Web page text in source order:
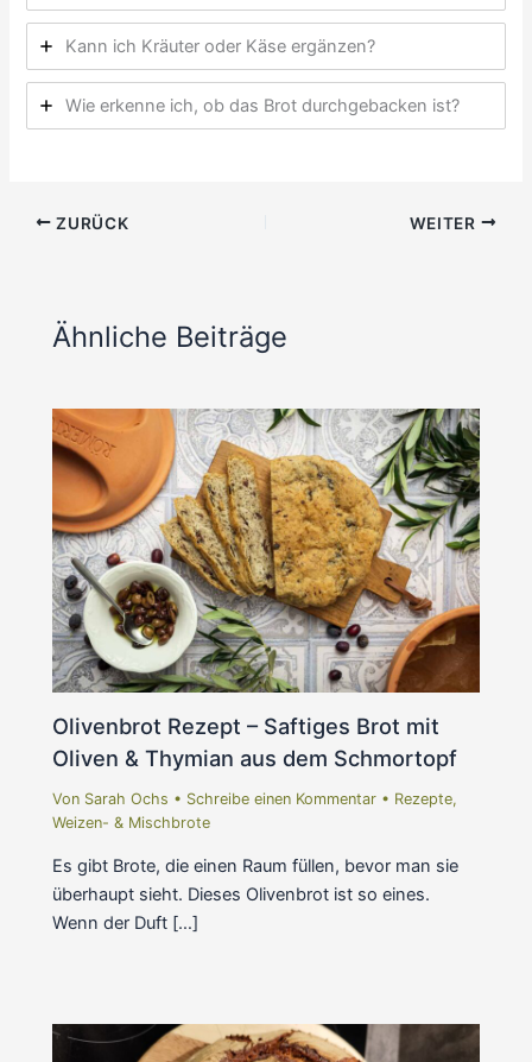
Kann ich Kräuter oder Käse ergänzen?
Wie erkenne ich, ob das Brot durchgebacken ist?
ZURÜCK WEITER
Ähnliche Beiträge
Olivenbrot Rezept – Saftiges Brot mit
Oliven & Thymian aus dem Schmortopf
Von Sarah Ochs • Schreibe einen Kommentar • Rezepte,
Weizen- & Mischbrote
Es gibt Brote, die einen Raum füllen, bevor man sie
überhaupt sieht. Dieses Olivenbrot ist so eines.
Wenn der Duft […]